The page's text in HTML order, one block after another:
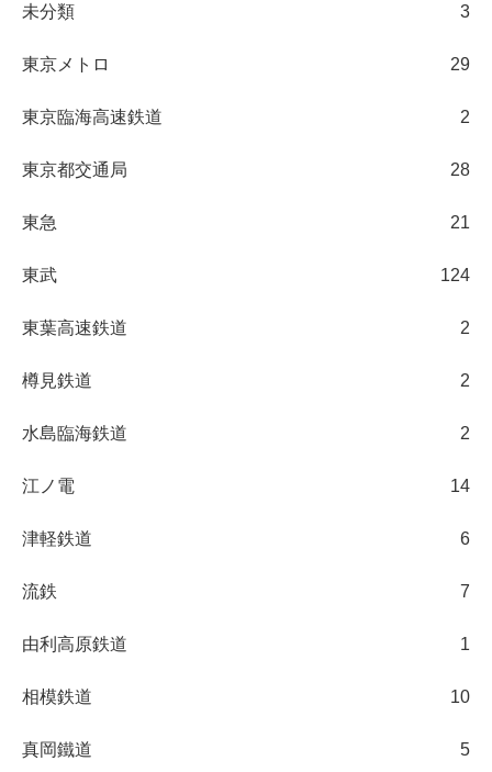
未分類 3
東京メトロ 29
東京臨海高速鉄道 2
東京都交通局 28
東急 21
東武 124
東葉高速鉄道 2
樽見鉄道 2
水島臨海鉄道 2
江ノ電 14
津軽鉄道 6
流鉄 7
由利高原鉄道 1
相模鉄道 10
真岡鐵道 5